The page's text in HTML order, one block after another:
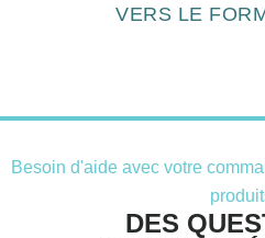
DES
ON VOUS